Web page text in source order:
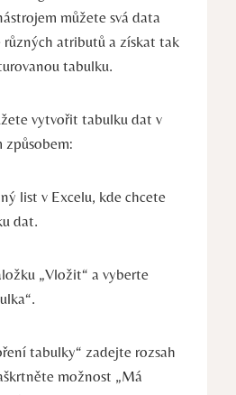
můžete svá data
atributů a získat tak
tabulku.
vytvořit tabulku dat v
způsobem:
list v Excelu, kde chcete
dat.
„Vložit“ a vyberte
tabulky“ zadejte rozsah
možnost „Má